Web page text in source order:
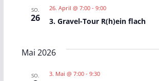
SO.
26 3. Gravel-Tour R(h)ein flach
26. April @ 7:00 -9:00
Mai 2026
SO. 3. Mai @ 7:00 -9:30